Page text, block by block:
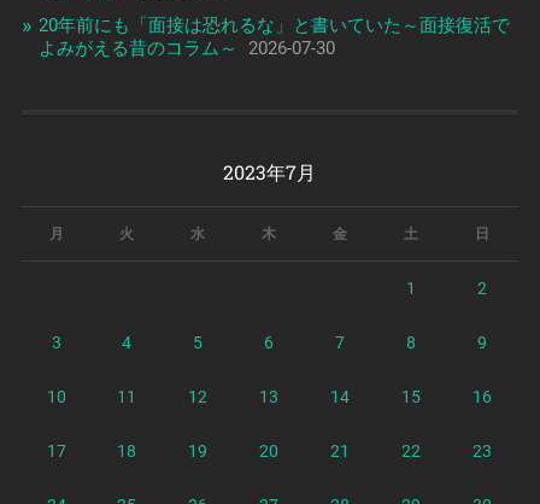
20年前にも「面接は恐れるな」と書いていた～面接復活で
よみがえる昔のコラム～
2026-07-30
2023年7月
月 火 水 木 金 土 日
1 2
3 4 5 6 7 8 9
10 11 12 13 14 15 16
17 18 19 20 21 22 23